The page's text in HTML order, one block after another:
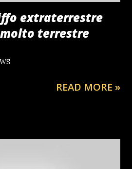
extraterrestre
terrestre
READ MORE »